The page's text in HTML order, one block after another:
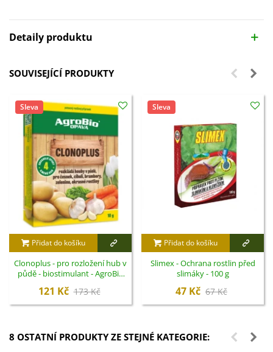
Detaily produktu
SOUVISEJÍCÍ PRODUKTY
Sleva
Přidat do košíku
Clonoplus - pro rozložení hub v
půdě - biostimulant - AgroBio
121 Kč 173 Kč
Sleva
Přidat do košíku
Slimex - Ochrana rostlin před
slimáky - 100 g
47 Kč 67 Kč
8 OSTATNÍ PRODUKTY ZE STEJNÉ KATEGORIE: